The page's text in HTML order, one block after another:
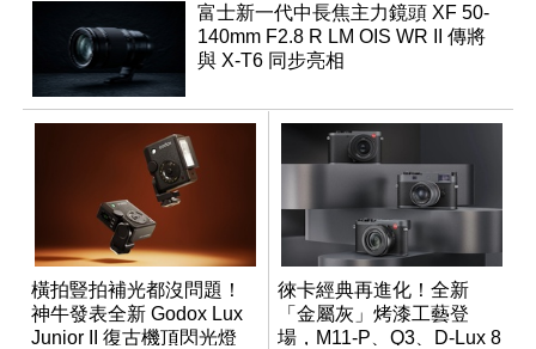
富士新一代中長焦主力鏡頭 XF 50-
140mm F2.8 R LM OIS WR II 傳將
與 X-T6 同步亮相
橫拍豎拍補光都沒問題！
神牛發表全新 Godox Lux
Junior II 復古機頂閃光燈
徠卡經典再進化！全新
「金屬灰」烤漆工藝登
場，M11-P、Q3、D-Lux 8